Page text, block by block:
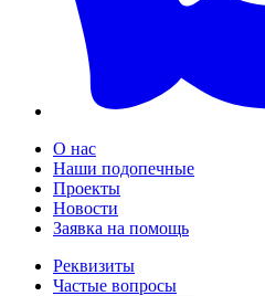
О нас
Наши подопечные
Проекты
Новости
Заявка на помощь
Реквизиты
Частые вопросы